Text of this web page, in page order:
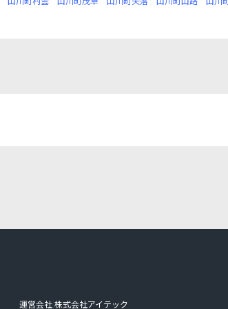
運営会社 株式会社アイテック